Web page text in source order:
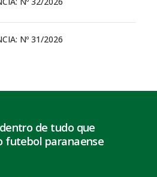
Nº 31/2026
de tudo que
futebol paranaense